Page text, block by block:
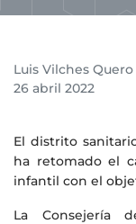
Luis Vilches Quero
26 abril 2022
El distrito
ha retomado el
infantil con el
La Consejería